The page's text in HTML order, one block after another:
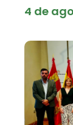
4 de